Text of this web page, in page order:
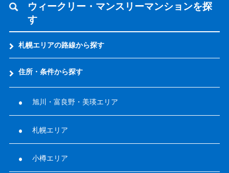
ウィークリー・マンスリーマンションを探
す
札幌エリアの路線から探す
住所・条件から探す
旭川・富良野・美瑛エリア
札幌エリア
小樽エリア